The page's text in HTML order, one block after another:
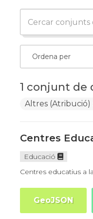
1 conjunt de
Altres (Atribució)
Centres
Educació
Centres educatius a
GeoJSON